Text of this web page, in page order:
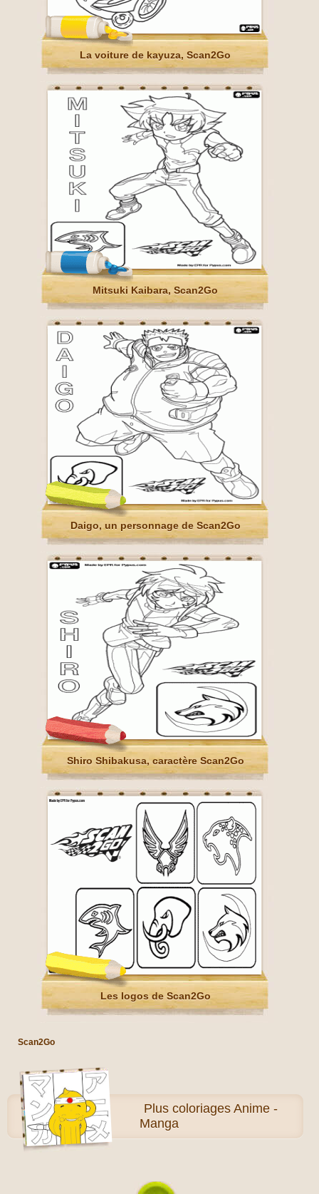
La voiture de kayuza, Scan2Go
Mitsuki Kaibara, Scan2Go
Daigo, un personnage de Scan2Go
Shiro Shibakusa, caractère Scan2Go
Les logos de Scan2Go
Scan2Go
Plus coloriages Anime -
Manga